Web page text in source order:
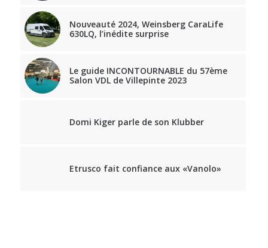
Nouveauté 2024, Weinsberg CaraLife
630LQ, l’inédite surprise
Le guide INCONTOURNABLE du 57ème
Salon VDL de Villepinte 2023
Domi Kiger parle de son Klubber
Etrusco fait confiance aux «Vanolo»